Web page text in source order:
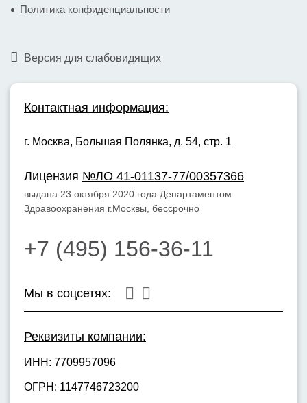
Политика конфиденциальности
Версия для слабовидящих
Контактная информация:
г. Москва, Большая Полянка, д. 54, стр. 1
Лицензия №ЛО 41-01137-77/00357366
выдана 23 октября 2020 года Департаментом
Здравоохранения г.Москвы, бессрочно
+7 (495) 156-36-11
Мы в соцсетях:
Реквизиты компании:
ИНН: 7709957096
ОГРН: 1147746723200